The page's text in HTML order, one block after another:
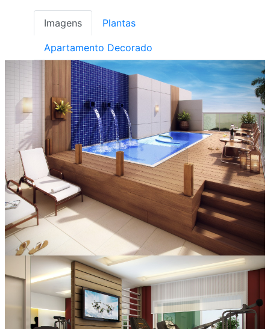
Imagens Plantas
Apartamento Decorado